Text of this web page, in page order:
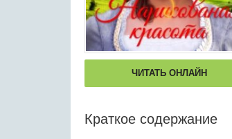
ЧИТАТЬ ОНЛАЙН
Краткое содержание